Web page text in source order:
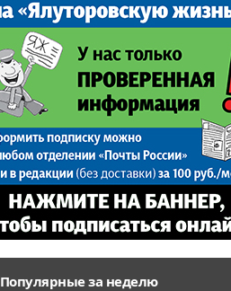
Популярные за неделю